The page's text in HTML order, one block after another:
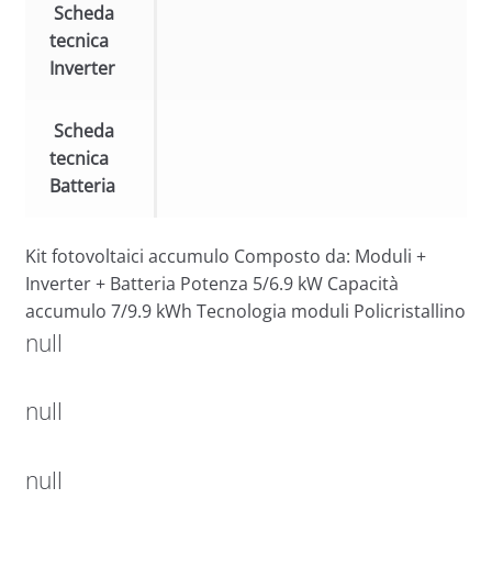
Scheda
tecnica
Inverter
Scheda
tecnica
Batteria
Kit fotovoltaici accumulo Composto da: Moduli +
Inverter + Batteria Potenza 5/6.9 kW Capacità
accumulo 7/9.9 kWh Tecnologia moduli Policristallino
null
null
null